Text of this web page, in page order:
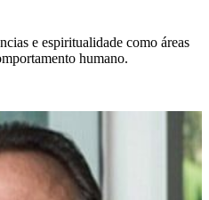
e espiritualidade como áreas
humano.